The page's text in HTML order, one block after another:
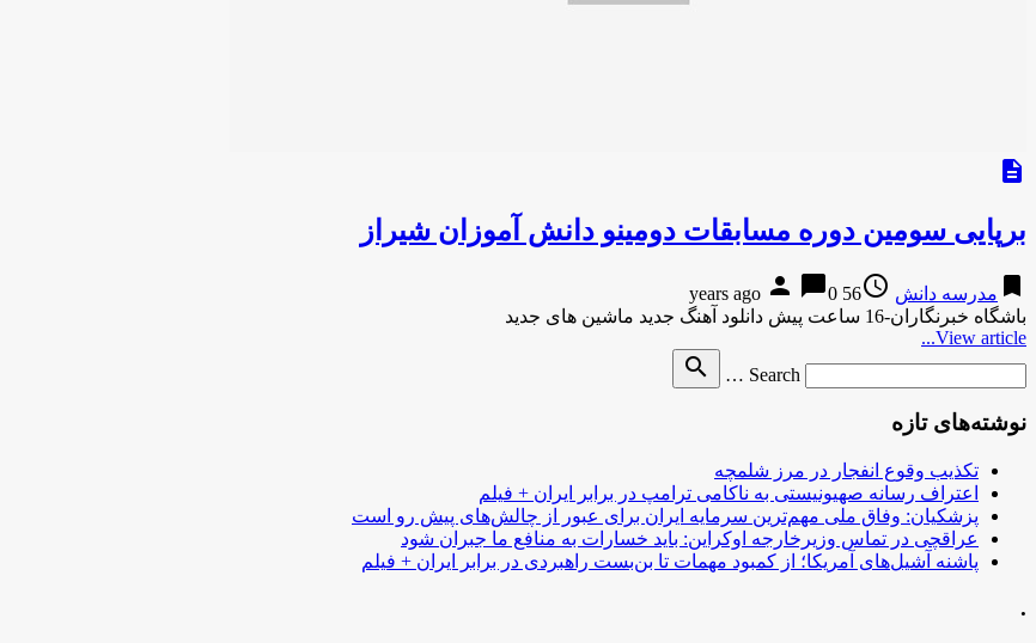
description
برپایی سومین دوره مسابقات دومینو دانش آموزان شیراز
bookmark مدرسه دانش access_time
56 years ago
person chat_bubble0
باشگاه خبرنگاران-16 ساعت پیش دانلود آهنگ جدید ماشین های جدید
View article...
Search …
search
نوشته‌های تازه
تکذیب وقوع انفجار در مرز شلمچه
اعتراف رسانه صهیونیستی به ناکامی ترامپ در برابر ایران + فیلم
پزشکیان: وفاق ملی مهم‌ترین سرمایه ایران برای عبور از چالش‌های پیش رو است
عراقچی در تماس وزیرخارجه اوکراین: باید خسارات به منافع ما جبران شود
پاشنه آشیل‌های آمریکا؛ از کمبود مهمات تا بن‌بست راهبردی در برابر ایران + فیلم
.